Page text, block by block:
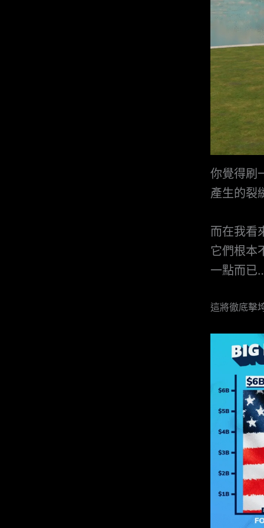
你覺得刷
產生的裂
而在我看
它們根本
一點而已
這將徹底擊